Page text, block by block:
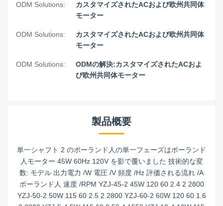
ODM Solutions:
カスタマイズされたACおよび欧州共同体
モーター
ODM Solutions:
カスタマイズされたACおよび欧州共同体
モーター
ODM Solutions:
ODMの解決:カスタマイズされたACおよ
び欧州共同体モーター
製品概要
単一シャフト 2 のポーランド人の単一フェーズはポーランド
人モーター 45W 60Hz 120V を影で覆いました 技術的な変
数: モデル 出力電力 /W 電圧 /V 頻度 /Hz 評価される流れ /A
ポーランド人 速度 /RPM YZJ-45-2 45W 120 60 2.4 2 2800
YZJ-50-2 50W 115 60 2.5 2 2800 YZJ-60-2 60W 120 60 1.6